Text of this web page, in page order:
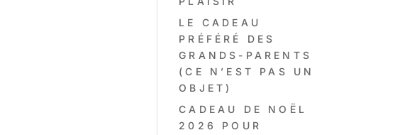
LE CADEAU
PRÉFÉRÉ DES
GRANDS-PARENTS
(CE N’EST PAS UN
OBJET)
CADEAU DE NOËL
2026 POUR